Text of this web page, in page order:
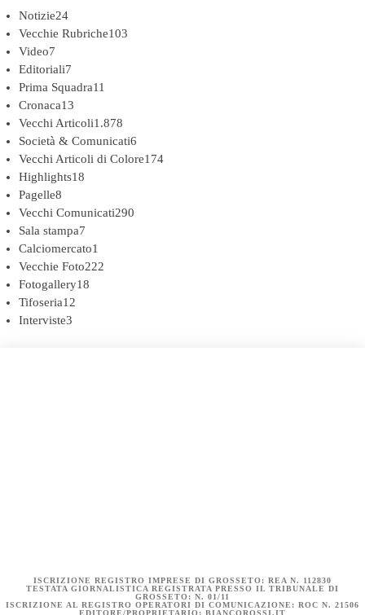
Notizie24
Vecchie Rubriche103
Video7
Editoriali7
Prima Squadra11
Cronaca13
Vecchi Articoli1.878
Società & Comunicati6
Vecchi Articoli di Colore174
Highlights18
Pagelle8
Vecchi Comunicati290
Sala stampa7
Calciomercato1
Vecchie Foto222
Fotogallery18
Tifoseria12
Interviste3
ISCRIZIONE REGISTRO IMPRESE DI GROSSETO: REA N. 112830
TESTATA GIORNALISTICA REGISTRATA PRESSO IL TRIBUNALE DI
GROSSETO: N. 01/11
ISCRIZIONE AL REGISTRO OPERATORI DI COMUNICAZIONE: ROC N. 21506
EDITORE/PROPRIETARIO: BIANCOROSSI.IT